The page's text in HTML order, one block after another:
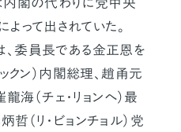
内閣の代わりに党中央
って出されていた。
委員長である金正恩を
クン）内閣総理、趙甬元
龍海（チェ・リョンヘ）最
（リ・ビョンチョル）党